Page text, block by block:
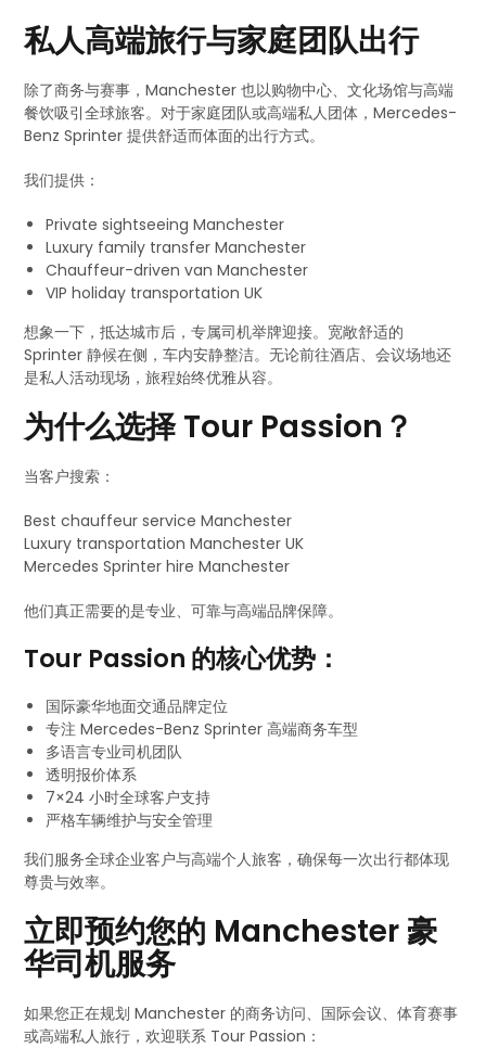
私人高端旅行与家庭团队出行
除了商务与赛事，Manchester 也以购物中心、文化场馆与高端
餐饮吸引全球旅客。对于家庭团队或高端私人团体，Mercedes-
Benz Sprinter 提供舒适而体面的出行方式。
我们提供：
Private sightseeing Manchester
Luxury family transfer Manchester
Chauffeur-driven van Manchester
VIP holiday transportation UK
想象一下，抵达城市后，专属司机举牌迎接。宽敞舒适的
Sprinter 静候在侧，车内安静整洁。无论前往酒店、会议场地还
是私人活动现场，旅程始终优雅从容。
为什么选择 Tour Passion？
当客户搜索：
Best chauffeur service Manchester
Luxury transportation Manchester UK
Mercedes Sprinter hire Manchester
他们真正需要的是专业、可靠与高端品牌保障。
Tour Passion 的核心优势：
国际豪华地面交通品牌定位
专注 Mercedes-Benz Sprinter 高端商务车型
多语言专业司机团队
透明报价体系
7×24 小时全球客户支持
严格车辆维护与安全管理
我们服务全球企业客户与高端个人旅客，确保每一次出行都体现
尊贵与效率。
立即预约您的 Manchester 豪
华司机服务
如果您正在规划 Manchester 的商务访问、国际会议、体育赛事
或高端私人旅行，欢迎联系 Tour Passion：